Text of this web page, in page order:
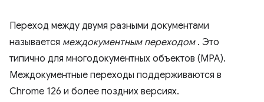
Переход между двумя разными документами
называется междокументным переходом. Это
типично для многодокументных объектов (MPA).
Междокументные переходы поддерживаются в
Chrome 126 и более поздних версиях.